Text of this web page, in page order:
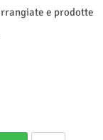
e prodotte